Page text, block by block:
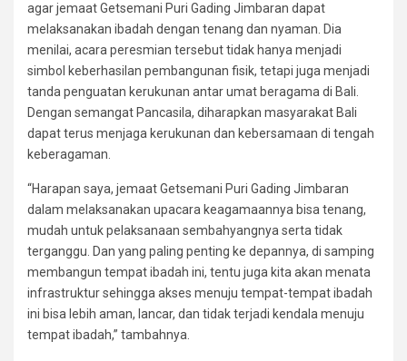
agar jemaat Getsemani Puri Gading Jimbaran dapat
melaksanakan ibadah dengan tenang dan nyaman. Dia
menilai, acara peresmian tersebut tidak hanya menjadi
simbol keberhasilan pembangunan fisik, tetapi juga menjadi
tanda penguatan kerukunan antar umat beragama di Bali.
Dengan semangat Pancasila, diharapkan masyarakat Bali
dapat terus menjaga kerukunan dan kebersamaan di tengah
keberagaman.
“Harapan saya, jemaat Getsemani Puri Gading Jimbaran
dalam melaksanakan upacara keagamaannya bisa tenang,
mudah untuk pelaksanaan sembahyangnya serta tidak
terganggu. Dan yang paling penting ke depannya, di samping
membangun tempat ibadah ini, tentu juga kita akan menata
infrastruktur sehingga akses menuju tempat-tempat ibadah
ini bisa lebih aman, lancar, dan tidak terjadi kendala menuju
tempat ibadah,” tambahnya.